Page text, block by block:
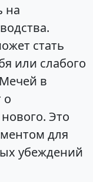
на
стать
или слабого
в
о
Это
для
убеждений